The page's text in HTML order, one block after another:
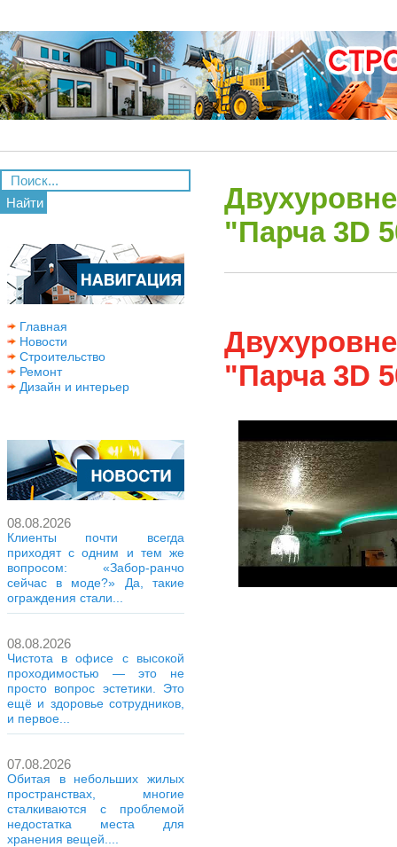
Найти
Главная
Новости
Строительство
Ремонт
Дизайн и интерьер
08.08.2026
Клиенты почти всегда
приходят с одним и тем же
вопросом: «Забор-ранчо
сейчас в моде?» Да, такие
ограждения стали...
08.08.2026
Чистота в офисе с высокой
проходимостью — это не
просто вопрос эстетики. Это
ещё и здоровье сотрудников,
и первое...
07.08.2026
Обитая в небольших жилых
пространствах, многие
сталкиваются с проблемой
недостатка места для
хранения вещей....
"Парча 3D
"Парча 3D